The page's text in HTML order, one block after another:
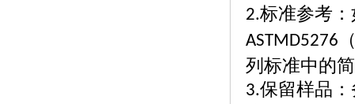
2.标准参考
ASTMD5276
列标准中的
3.保留样品